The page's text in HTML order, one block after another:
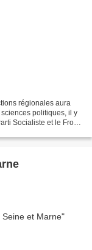
régionales aura
politiques, il y
Socialiste et le Front